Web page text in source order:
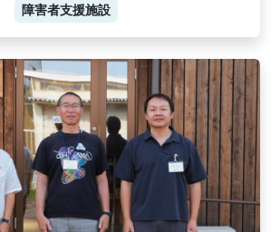
障害者支援施設